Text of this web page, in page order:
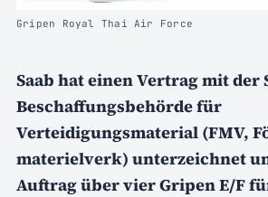
Gripen Royal Thai Air Force
Saab hat einen Vertrag mit der
Beschaffungsbehörde für
Verteidigungsmaterial (FMV,
materielverk) unterzeichnet
Auftrag über vier Gripen E/F